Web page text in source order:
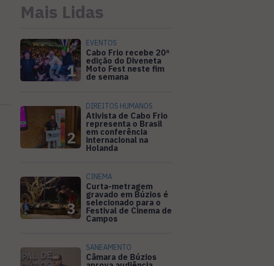
Mais Lidas
1
EVENTOS
Cabo Frio recebe 20ª
edição do Diveneta
Moto Fest neste fim
de semana
2
DIREITOS HUMANOS
Ativista de Cabo Frio
representa o Brasil
em conferência
internacional na
Holanda
3
CINEMA
Curta-metragem
gravado em Búzios é
selecionado para o
Festival de Cinema de
Campos
SANEAMENTO
Câmara de Búzios